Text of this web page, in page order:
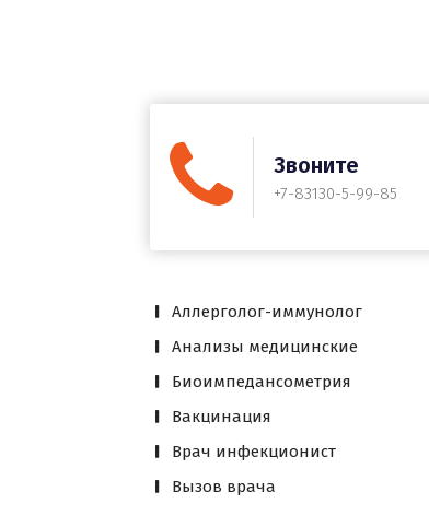
Звоните
+7-83130-5-99-85
Аллерголог-иммунолог
Анализы медицинские
Биоимпедансометрия
Вакцинация
Врач инфекционист
Вызов врача